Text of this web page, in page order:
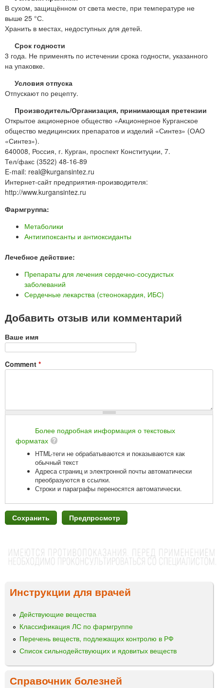
В сухом, защищённом от света месте, при температуре не
выше 25 °С.
Хранить в местах, недоступных для детей.
Срок годности
3 года. Не применять по истечении срока годности, указанного
на упаковке.
Условия отпуска
Отпускают по рецепту.
Производитель/Организация, принимающая претензии
Открытое акционерное общество «Акционерное Курганское
общество медицинских препаратов и изделий «Синтез» (ОАО
«Синтез»).
640008, Россия, г. Курган, проспект Конституции, 7.
Тел/факс (3522) 48-16-89
E-mail: real@kurgansintez.ru
Интернет-сайт предприятия-производителя:
http://www.kurgansintez.ru
Фармгруппа:
Метаболики
Антигипоксанты и антиоксиданты
Лечебное действие:
Препараты для лечения сердечно-сосудистых
заболеваний
Сердечные лекарства (стеонокардия, ИБС)
Добавить отзыв или комментарий
Ваше имя
Comment *
Более подробная информация о текстовых
форматах
HTML-теги не обрабатываются и показываются как
обычный текст
Адреса страниц и электронной почты автоматически
преобразуются в ссылки.
Строки и параграфы переносятся автоматически.
Инструкции для врачей
Действующие вещества
Классификация ЛС по фармгруппе
Перечень веществ, подлежащих контролю в РФ
Список сильнодействующих и ядовитых веществ
Справочник болезней